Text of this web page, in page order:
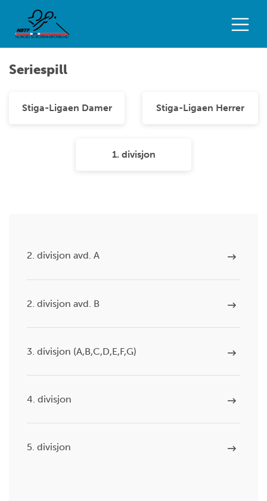
Seriespill
Stiga-Ligaen Damer Stiga-Ligaen Herrer
1. divisjon
2. divisjon avd. A
2. divisjon avd. B
3. divisjon (A,B,C,D,E,F,G)
4. divisjon
5. divisjon